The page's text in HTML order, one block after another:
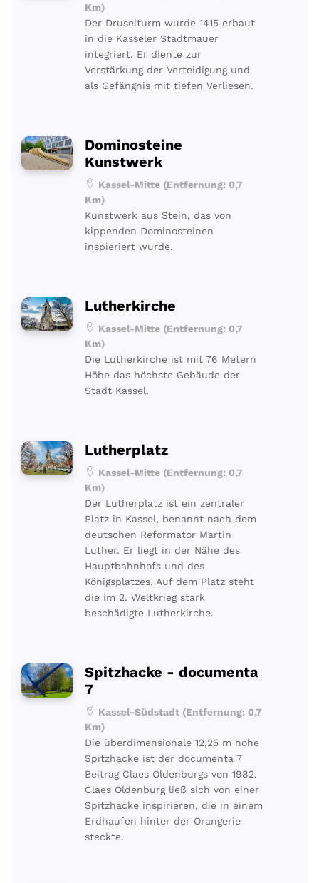
Km)
Der Druselturm wurde 1415 erbaut
in die Kasseler Stadtmauer
integriert. Er diente zur
Verstärkung der Verteidigung und
als Gefängnis mit tiefen Verliesen.
Dominosteine
Kunstwerk
Kassel-Mitte (Entfernung: 0,7
Km)
Kunstwerk aus Stein, das von
kippenden Dominosteinen
inspieriert wurde.
Lutherkirche
Kassel-Mitte (Entfernung: 0,7
Km)
Die Lutherkirche ist mit 76 Metern
Höhe das höchste Gebäude der
Stadt Kassel.
Lutherplatz
Kassel-Mitte (Entfernung: 0,7
Km)
Der Lutherplatz ist ein zentraler
Platz in Kassel, benannt nach dem
deutschen Reformator Martin
Luther. Er liegt in der Nähe des
Hauptbahnhofs und des
Königsplatzes. Auf dem Platz steht
die im 2. Weltkrieg stark
beschädigte Lutherkirche.
Spitzhacke - documenta
7
Kassel-Südstadt (Entfernung: 0,7
Km)
Die überdimensionale 12,25 m hohe
Spitzhacke ist der documenta 7
Beitrag Claes Oldenburgs von 1982.
Claes Oldenburg ließ sich von einer
Spitzhacke inspirieren, die in einem
Erdhaufen hinter der Orangerie
steckte.